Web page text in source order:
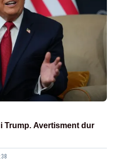
Trump. Avertisment dur